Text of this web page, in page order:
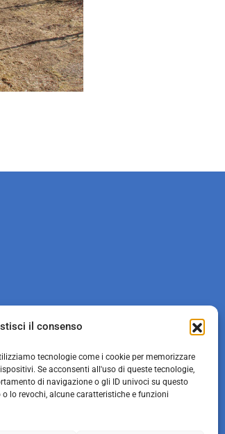
il consenso
tecnologie come i cookie per memorizzare
Se acconsenti all'uso di queste tecnologie,
di navigazione o gli ID univoci su questo
lo revochi, alcune caratteristiche e funzioni